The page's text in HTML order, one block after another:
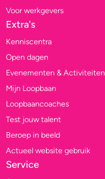
Voor werkgevers
Extra's
Kenniscentra
Open dagen
Evenementen & Activiteiten
Mijn Loopbaan
Loopbaancoaches
Test jouw talent
Beroep in beeld
Actueel website gebruik
Service